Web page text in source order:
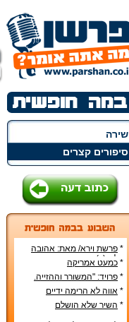
שירה
סיפורים קצרים
* פרשת וירא/ מאת: אהובה
קליין (c)
* כמעט אמריקה
* פרויד: "המשורר וההזייה.
מעשה היצירה בראי
הפסיכואנליזה".
* אווה לא הרימה ידיים
* השיר שלא הושלם